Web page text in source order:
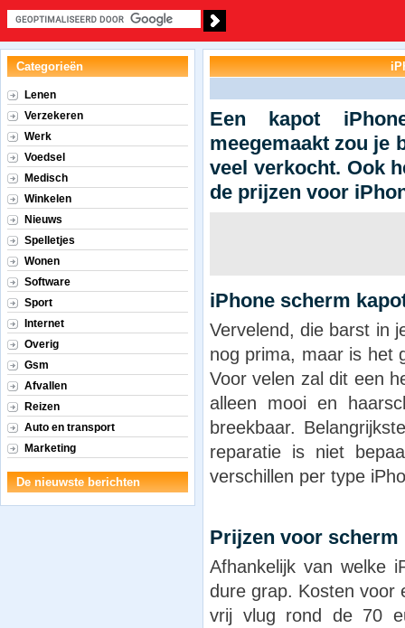
Een kapot
meegemaakt zou je
veel verkocht. Ook
de prijzen voor
iPhone scherm
Vervelend, die barst in
nog prima, maar is het
Voor velen zal dit een
alleen mooi en
breekbaar.
reparatie is niet
verschillen per type
Prijzen voor scherm
Afhankelijk van welke
dure grap. Kosten voor
vrij vlug rond de 70
Categorieën
Lenen
Verzekeren
Werk
Voedsel
Medisch
Winkelen
Nieuws
Spelletjes
Wonen
Software
Sport
Internet
Overig
Gsm
Afvallen
Reizen
Auto en transport
Marketing
De nieuwste berichten